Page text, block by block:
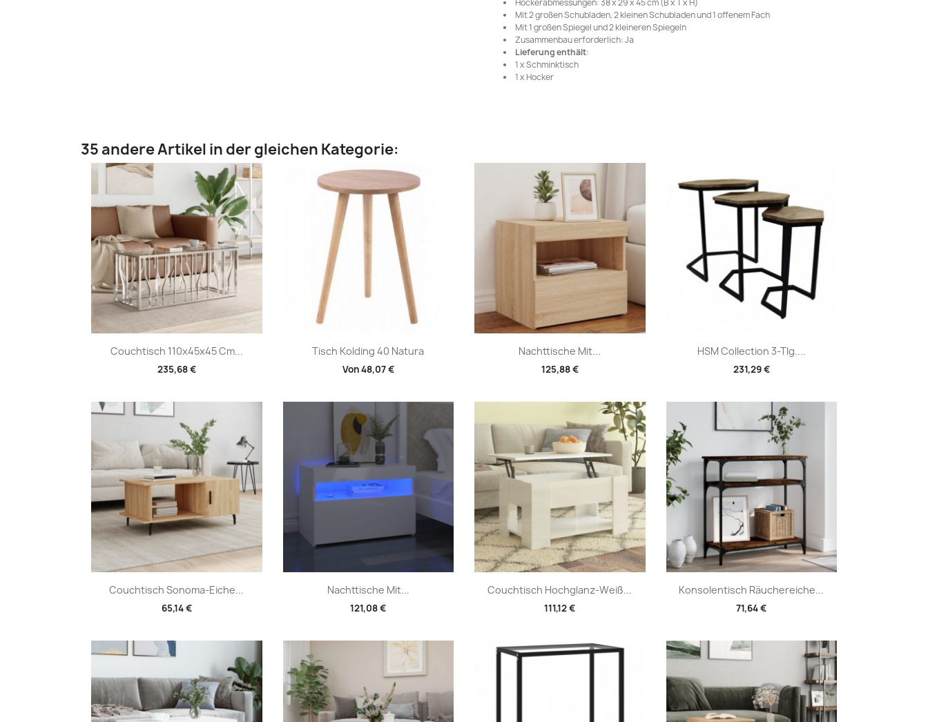
Mit 2 großen Schubladen, 2 kleinen Schubladen und 1 offenem Fach
Mit 1 großen Spiegel und 2 kleineren Spiegeln
Zusammenbau erforderlich: Ja
Lieferung enthält:
1 x Schminktisch
1 x Hocker
35 andere Artikel in der gleichen Kategorie:
Couchtisch 110x45x45 Cm...
235,68 €
Vorschau Tisch Kolding 40 Natura
Von48,07 €
Vorschau Nachttische Mit...
125,88 €
Vorschau HSM Collection 3-Tlg....
231,29 €
Vorschau
Couchtisch Sonoma-Eiche...
65,14 €
Vorschau Nachttische Mit...
121,08 €
Vorschau Couchtisch Hochglanz-Weiß...
111,12 €
 Vorschau Konsolentisch Räuchereiche...
71,64 €
Vorschau